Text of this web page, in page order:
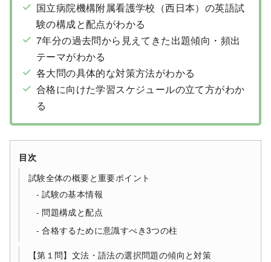
国立病院機構附属看護学校（西日本）の英語試
験の構成と配点がわかる
7年分の過去問から見えてきた出題傾向・頻出
テーマがわかる
各大問の具体的な対策方法がわかる
合格に向けた学習スケジュールの立て方がわか
る
目次
試験全体の概要と重要ポイント
試験の基本情報
問題構成と配点
合格するために意識すべき3つの柱
【第１問】文法・語法の選択問題の傾向と対策